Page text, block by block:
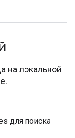
на локальной
для поиска